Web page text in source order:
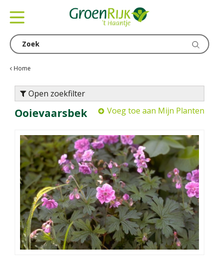
Home
Open zoekfilter
Ooievaarsbek Voeg toe aan Mijn Planten